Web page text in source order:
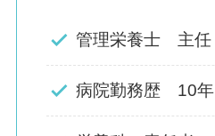
管理栄養士 主任
病院勤務歴 10年